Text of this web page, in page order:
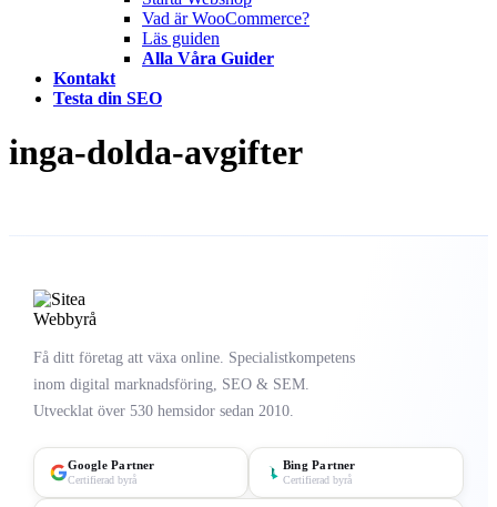
Vad är WooCommerce?
Läs guiden
Alla Våra Guider
Kontakt
Testa din SEO
inga-dolda-avgifter
Få ditt företag att växa online. Specialistkompetens
inom digital marknadsföring, SEO & SEM.
Utvecklat över 530 hemsidor sedan 2010.
Google Partner
Certifierad byrå
Bing Partner
Certifierad byrå